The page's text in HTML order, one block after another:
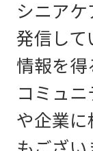
シニア
発信して
情報を得
コミュ
や企業に